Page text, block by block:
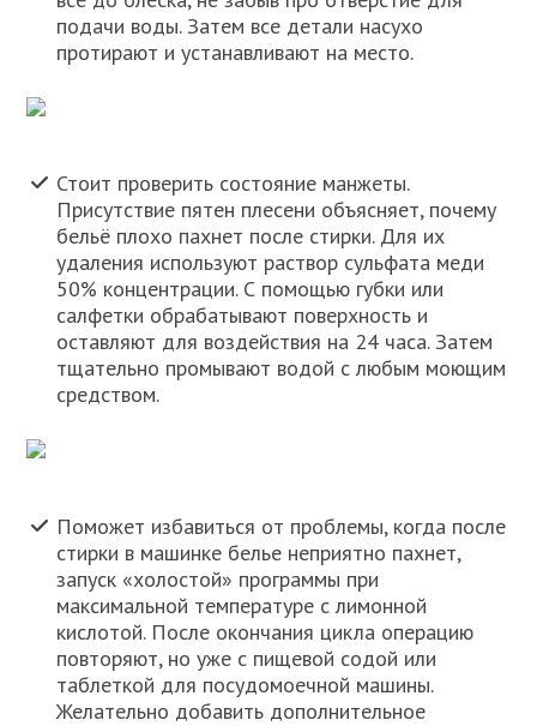
подачи воды. Затем все детали насухо
протирают и устанавливают на место.
Стоит проверить состояние манжеты.
Присутствие пятен плесени объясняет, почему
бельё плохо пахнет после стирки. Для их
удаления используют раствор сульфата меди
50% концентрации. С помощью губки или
салфетки обрабатывают поверхность и
оставляют для воздействия на 24 часа. Затем
тщательно промывают водой с любым моющим
средством.
Поможет избавиться от проблемы, когда после
стирки в машинке белье неприятно пахнет,
запуск «холостой» программы при
максимальной температуре с лимонной
кислотой. После окончания цикла операцию
повторяют, но уже с пищевой содой или
таблеткой для посудомоечной машины.
Желательно добавить дополнительное